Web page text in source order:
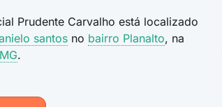
Prudente Carvalho está localizado
santosno bairro Planalto, na
.